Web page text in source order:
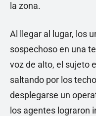
la zona.
Al llegar al lugar, los
sospechoso en una
voz de alto, el sujeto
saltando por los
desplegarse un
los agentes lograron